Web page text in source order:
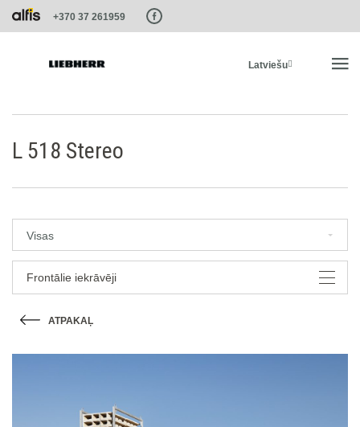
Paste this code as high in the of the page as possible:
+370 37 261959
Latviešu
PAKALPOJUMI UN RISINĀJUMI
L 518 Stereo
Visas
Frontālie iekrāvēji
ATPAKAĻ